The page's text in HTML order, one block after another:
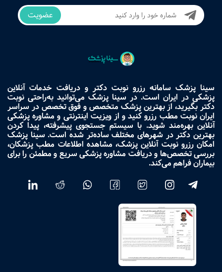
عضویت
سینا پزشک سامانه رزرو نوبت دکتر و دریافت خدمات آنلاین
پزشکی در ایران است. در سینا پزشک می‌توانید به‌راحتی نوبت
دکتر بگیرید، از بهترین پزشک متخصص و فوق تخصص در سراسر
ایران نوبت مطب رزرو کنید و از ویزیت اینترنتی و مشاوره پزشکی
آنلاین بهره‌مند شوید. با سیستم جستجوی پیشرفته، پیدا کردن
بهترین دکتر در شهرهای مختلف ساده‌تر شده است. سینا پزشک
امکان رزرو نوبت آنلاین پزشک، مشاهده اطلاعات مطب پزشکان،
بررسی تخصص‌ها و دریافت مشاوره پزشکی سریع و مطمئن را برای
بیماران فراهم می‌کند.